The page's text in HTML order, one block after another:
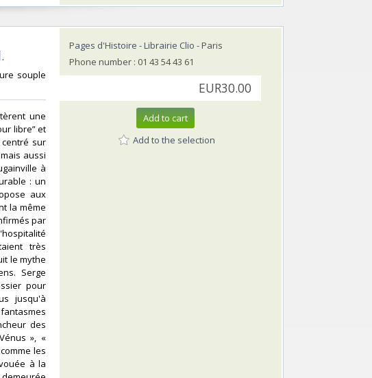
souple
une
libre” et
sur
aussi
à
: un
aux
la même
par
très
le mythe
Serge
pour
jusqu'à
des
», «
les
à la
Pages d'Histoire - Librairie Clio - Paris
Phone number : 01 43 54 43 61
EUR30.00
Add to cart
Add to the selection